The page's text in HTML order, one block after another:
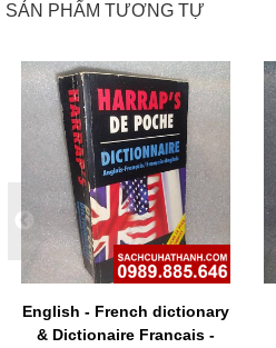
SẢN PHẨM TƯƠNG TỰ
English - French dictionary
& Dictionaire Francais -